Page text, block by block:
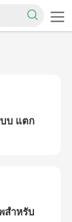
บบ แตก
สำหรับ